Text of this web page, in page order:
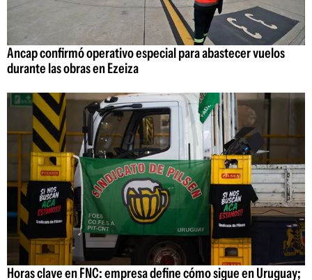
Ancap confirmó operativo especial para abastecer vuelos
durante las obras en Ezeiza
Horas clave en FNC: empresa define cómo sigue en Uruguay;